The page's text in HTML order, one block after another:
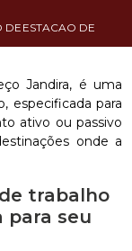
DE TRABALHO BAIA
ESTACAO DE
Jandira, é uma
especificada para
ativo ou passivo
onde a
trabalho
para seu